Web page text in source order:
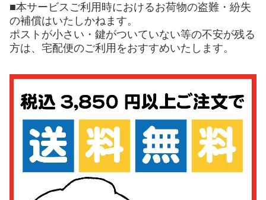
■本サービスご利用時におけるお荷物の盗難・紛失
の補償はいたしかねます。
ポストが小さい・鍵がついていない等の不安が残る
方は、宅配便のご利用をおすすめいたします。